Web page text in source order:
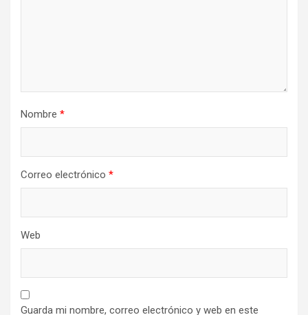
Nombre *
Correo electrónico *
Web
Guarda mi nombre, correo electrónico y web en este